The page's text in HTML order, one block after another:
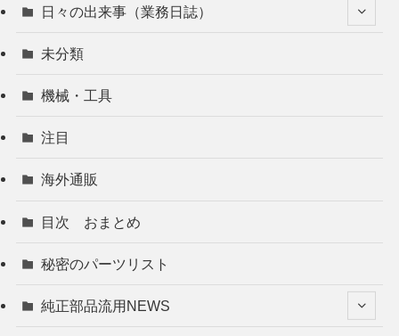
日々の出来事（業務日誌）
未分類
機械・工具
注目
海外通販
目次 おまとめ
秘密のパーツリスト
純正部品流用NEWS